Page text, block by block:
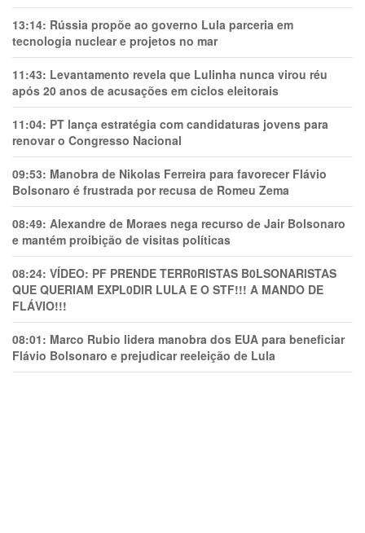
13:14: Rússia propõe ao governo Lula parceria em
tecnologia nuclear e projetos no mar
11:43: Levantamento revela que Lulinha nunca virou réu
após 20 anos de acusações em ciclos eleitorais
11:04: PT lança estratégia com candidaturas jovens para
renovar o Congresso Nacional
09:53: Manobra de Nikolas Ferreira para favorecer Flávio
Bolsonaro é frustrada por recusa de Romeu Zema
08:49: Alexandre de Moraes nega recurso de Jair Bolsonaro
e mantém proibição de visitas políticas
08:24: VÍDEO: PF PRENDE TERR0RlSTAS B0LSONARlSTAS
QUE QUERIAM EXPL0DlR LULA E O STF!!! A MANDO DE
FLÁVIO!!!
08:01: Marco Rubio lidera manobra dos EUA para beneficiar
Flávio Bolsonaro e prejudicar reeleição de Lula